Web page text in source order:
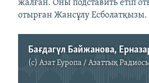
жалған. Оны подставить етіп
отырған Жансұлу Есболатқызы.
Бағдагүл Байжанова,
(c)Азат Еуропа / Азаттық
No